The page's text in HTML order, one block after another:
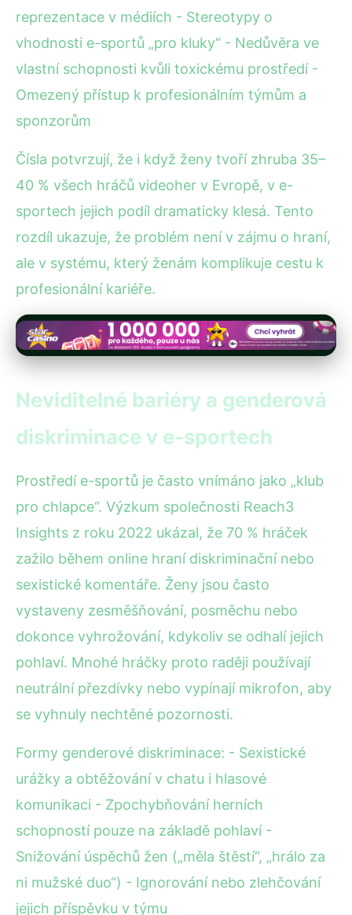
reprezentace v médiích - Stereotypy o
vhodnosti e-sportů „pro kluky“ - Nedůvěra ve
vlastní schopnosti kvůli toxickému prostředí -
Omezený přístup k profesionálním týmům a
sponzorům
Čísla potvrzují, že i když ženy tvoří zhruba 35–
40 % všech hráčů videoher v Evropě, v e-
sportech jejich podíl dramaticky klesá. Tento
rozdíl ukazuje, že problém není v zájmu o hraní,
ale v systému, který ženám komplikuje cestu k
profesionální kariéře.
Neviditelné bariéry a genderová
diskriminace v e-sportech
Prostředí e-sportů je často vnímáno jako „klub
pro chlapce“. Výzkum společnosti Reach3
Insights z roku 2022 ukázal, že 70 % hráček
zažilo během online hraní diskriminační nebo
sexistické komentáře. Ženy jsou často
vystaveny zesměšňování, posměchu nebo
dokonce vyhrožování, kdykoliv se odhalí jejich
pohlaví. Mnohé hráčky proto raději používají
neutrální přezdívky nebo vypínají mikrofon, aby
se vyhnuly nechtěné pozornosti.
Formy genderové diskriminace: - Sexistické
urážky a obtěžování v chatu i hlasové
komunikaci - Zpochybňování herních
schopností pouze na základě pohlaví -
Snižování úspěchů žen („měla štěstí“, „hrálo za
ni mužské duo“) - Ignorování nebo zlehčování
jejich příspěvku v týmu